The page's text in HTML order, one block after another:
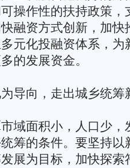
操作性的扶持政策，
融资方式创新，加快
元化投融资体系，为
的发展资金。
向，走出城乡统筹
面积小，人口少，
筹的条件。要坚持以
展为目标，加快探索